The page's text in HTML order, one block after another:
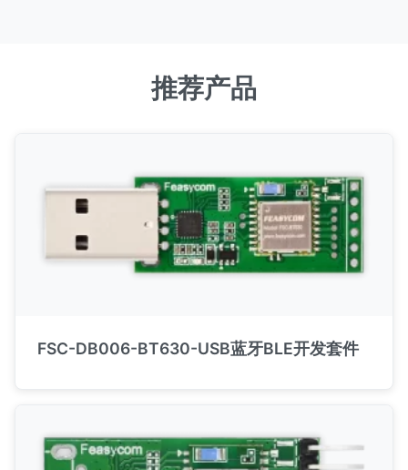
推荐产品
FSC-DB006-BT630-USB蓝牙BLE开发套件